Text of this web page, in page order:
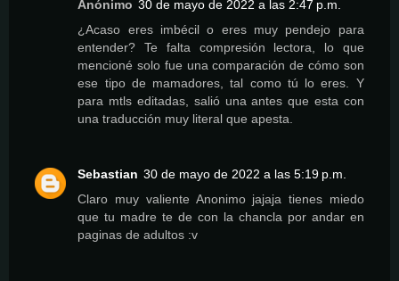
Anónimo 30 de mayo de 2022 a las 2:47 p.m.
¿Acaso eres imbécil o eres muy pendejo para
entender? Te falta compresión lectora, lo que
mencioné solo fue una comparación de cómo son
ese tipo de mamadores, tal como tú lo eres. Y
para mtls editadas, salió una antes que esta con
una traducción muy literal que apesta.
Sebastian 30 de mayo de 2022 a las 5:19 p.m.
Claro muy valiente Anonimo jajaja tienes miedo
que tu madre te de con la chancla por andar en
paginas de adultos :v